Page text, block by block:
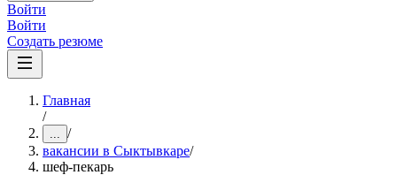
Войти
Войти
Создать резюме
Главная
/
... /
вакансии в Сыктывкаре/
шеф-пекарь